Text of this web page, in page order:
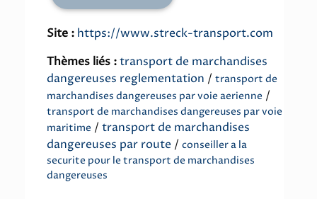
Site : https://www.streck-transport.com
Thèmes liés :transport de marchandises
dangereuses reglementation / transport de
marchandises dangereuses par voie aerienne /
transport de marchandises dangereuses par voie
maritime / transport de marchandises
dangereuses par route / conseiller a la
securite pour le transport de marchandises
dangereuses